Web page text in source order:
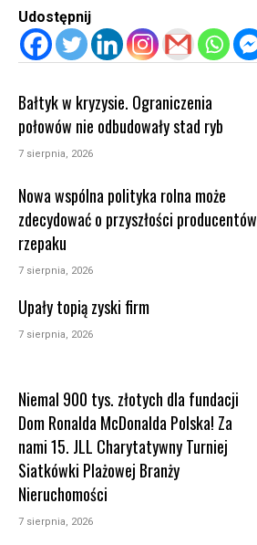
Udostępnij
Bałtyk w kryzysie. Ograniczenia
połowów nie odbudowały stad ryb
7 sierpnia, 2026
Nowa wspólna polityka rolna może
zdecydować o przyszłości producentów
rzepaku
7 sierpnia, 2026
Upały topią zyski firm
7 sierpnia, 2026
Niemal 900 tys. złotych dla fundacji
Dom Ronalda McDonalda Polska! Za
nami 15. JLL Charytatywny Turniej
Siatkówki Plażowej Branży
Nieruchomości
7 sierpnia, 2026